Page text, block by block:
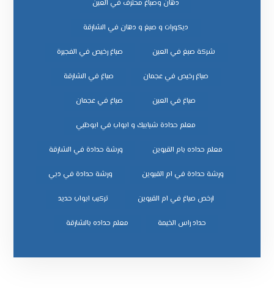
دهان وصباغ محترف في العين
ديكورات و صبغ و دهان في الشارقة
شركة صبغ في العين صباغ رخيص في الفجيرة
صباغ رخيص في عجمان صباغ في الشارقة
صباغ في العين صباغ في عجمان
معلم حدادة شبابيك و ابواب في ابوظبي
معلم حداده بام القيوين ورشة حدادة في الشارقة
ورشة حدادة في ام القيوين ورشة حدادة في دبي
ﺗﺮﻛﻴﺐ اﺑﻮاب ﺣﺪﻳﺪ
ﺣﺪاد راس اﻟﺨﻴﻤﺔ ﻣﻌﻠﻢ ﺣﺪاده ﺑﺎﻟﺸﺎرﻗﺔ